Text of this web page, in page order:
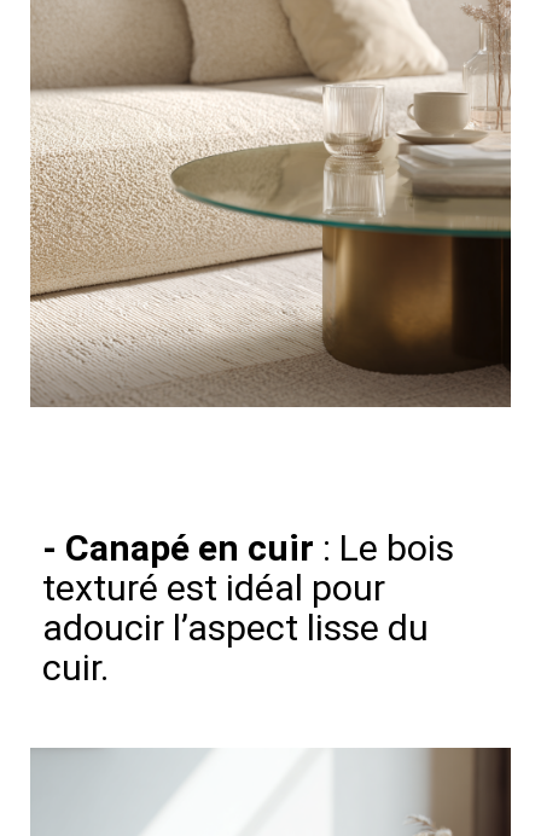
- Canapé en cuir : Le bois
texturé est idéal pour
adoucir l’aspect lisse du
cuir.